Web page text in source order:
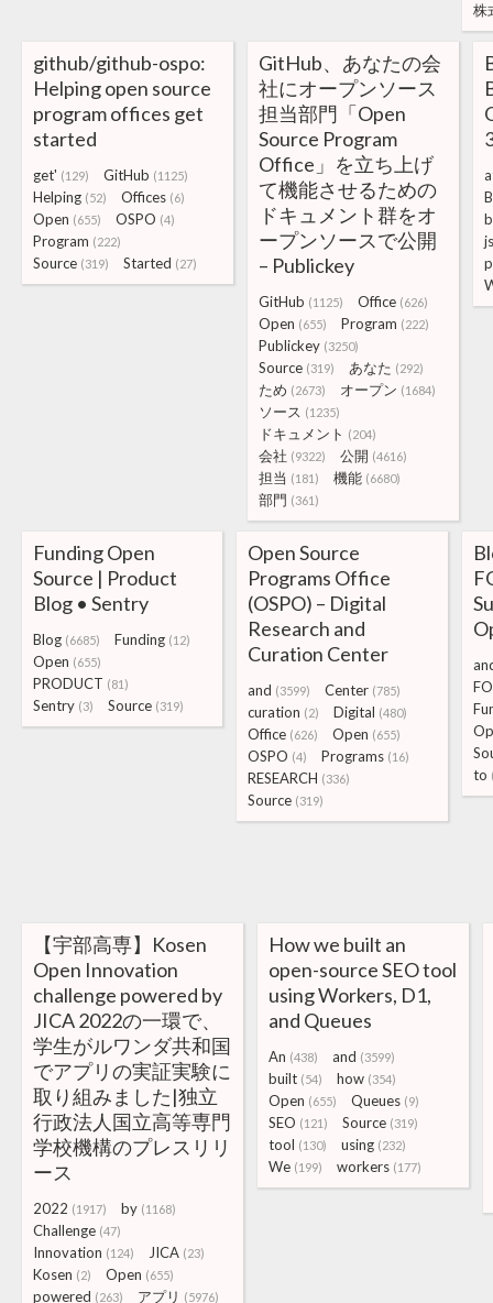
株
github/github-ospo:
Helping open source
program offices get
started
get' (129) GitHub (1125)
Helping (52) Offices (6)
Open (655) OSPO (4)
Program (222)
Source (319) Started (27)
GitHub、あなたの会
社にオープンソース
担当部門「Open
Source Program
Office」を立ち上げ
て機能させるための
ドキュメント群をオ
ープンソースで公開
– Publickey
GitHub (1125) Office (626)
Open (655) Program (222)
Publickey (3250)
Source (319) あなた (292)
ため (2673) オープン (1684)
ソース (1235)
ドキュメント (204)
会社 (9322) 公開 (4616)
担当 (181) 機能 (6680)
部門 (361)
js
Funding Open
Source | Product
Blog • Sentry
Blog (6685) Funding (12)
Open (655)
PRODUCT (81)
Sentry (3) Source (319)
Open Source
Programs Office
(OSPO) – Digital
Research and
Curation Center
and (3599) Center (785)
curation (2) Digital (480)
Office (626) Open (655)
OSPO (4) Programs (16)
RESEARCH (336)
Source (319)
to
【宇部高専】Kosen
Open Innovation
challenge powered by
JICA 2022の一環で、
学生がルワンダ共和国
でアプリの実証実験に
取り組みました|独立
行政法人国立高等専門
学校機構のプレスリリ
ース
2022 (1917) by (1168)
Challenge (47)
Innovation (124) JICA (23)
Kosen (2) Open (655)
powered (263) アプリ (5976)
How we built an
open-source SEO tool
using Workers, D1,
and Queues
An (438) and (3599)
built (54) how (354)
Open (655) Queues (9)
SEO (121) Source (319)
tool (130) using (232)
We (199) workers (177)